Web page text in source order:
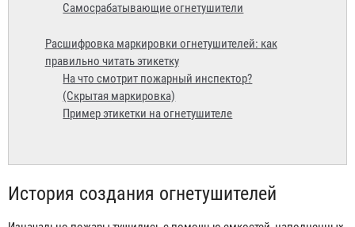
Самосрабатывающие огнетушители
Расшифровка маркировки огнетушителей: как
правильно читать этикетку
На что смотрит пожарный инспектор?
(Скрытая маркировка)
Пример этикетки на огнетушителе
История создания огнетушителей